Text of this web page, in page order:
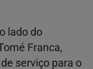
lado do
Franca,
serviço para o